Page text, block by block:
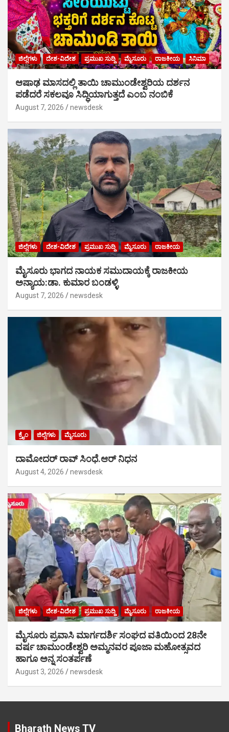
ಜಿಲ್ಲೆಗಳು ದೇಶ-ವಿದೇಶ ಪ್ರಮುಖ ಸುದ್ದಿ ಮೈಸೂರು ರಾಜಕೀಯ ಸಿನಿಮಾ
ಆಷಾಢ ಮಾಸದಲ್ಲಿ ತಾಯಿ ಚಾಮುಂಡೇಶ್ವರಿಯ ದರ್ಶನ
ಪಡೆದರೆ ಸಕಲವೂ ಸಿದ್ಧಿಯಾಗುತ್ತದೆ ಎಂಬ ನಂಬಿಕೆ
August 7, 2026 newsdesk
ಜಿಲ್ಲೆಗಳು ದೇಶ-ವಿದೇಶ ಪ್ರಮುಖ ಸುದ್ದಿ ಮೈಸೂರು ರಾಜಕೀಯ
ಮೈಸೂರು ಭಾಗದ ನಾಯಕ ಸಮುದಾಯಕ್ಕೆ ರಾಜಕೀಯ
ಅನ್ಯಾಯ:ಡಾ. ಕುಮಾರ ಬಂಡಳ್ಳಿ
August 7, 2026 newsdesk
ಕ್ರೈಂ ಜಿಲ್ಲೆಗಳು ಮೈಸೂರು
ದಾಮೋದರ್ ರಾವ್ ಸಿಂಧೆ.ಆರ್ ನಿಧನ
August 4, 2026 newsdesk
ಜಿಲ್ಲೆಗಳು ದೇಶ-ವಿದೇಶ ಪ್ರಮುಖ ಸುದ್ದಿ ಮೈಸೂರು ರಾಜಕೀಯ
ಮೈಸೂರು ಪ್ರವಾಸಿ ಮಾರ್ಗದರ್ಶಿ ಸಂಘದ ವತಿಯಿಂದ 28ನೇ
ವರ್ಷ ಚಾಮುಂಡೇಶ್ವರಿ ಅಮ್ಮನವರ ಪೂಜಾ ಮಹೋತ್ಸವದ
ಹಾಗೂ ಅನ್ನ ಸಂತರ್ಪಣೆ
August 3, 2026 newsdesk
Bharath News TV